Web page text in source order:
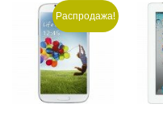
Распродажа!